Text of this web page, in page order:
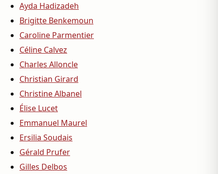
Ayda Hadizadeh
Brigitte Benkemoun
Caroline Parmentier
Céline Calvez
Charles Alloncle
Christian Girard
Christine Albanel
Élise Lucet
Emmanuel Maurel
Ersilia Soudais
Gérald Prufer
Gilles Delbos